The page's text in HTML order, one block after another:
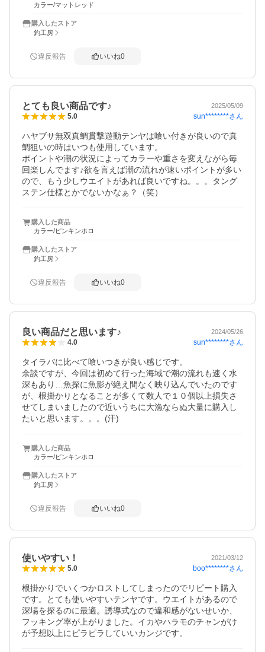
カラー/マットレッド
購入したストア
釣工房
違反報告 いいね0
とても良い商品です♪ 2025/05/09
5.0 sun********さん
ハヤブサ無双真鯛貫撃遊動テンヤは喰い付きが良いので真
鯛狙いの時はいつも使用しています。
ポイントや潮の状況によってカラーや重さを変えながら毎
回楽しんでます♪欲を言えば潮の流れが速いポイントが多い
ので、もう少しウエイトがあれば良いですね。。。タング
購入した商品
カラー/ピンキンホロ
購入したストア
釣工房
違反報告 いいね0
良い商品だと思います♪ 2024/05/26
4.0 sun********さん
タイラバに比べて喰いつきが良い感じです。
余談ですが、今回は初めて行った海域で潮の流れも速く水
深もあり…魚探に魚影が絶え間なく映り込んでいたのです
が、根掛かりとなることが多くて数人で１０個以上損失さ
せてしまいましたので近いうちに大漁ならぬ大量に購入し
たいと思います。。。(汗)
購入した商品
カラー/ピンキンホロ
購入したストア
釣工房
違反報告 いいね0
使いやすい！ 2021/03/12
5.0 boo********さん
根掛かりでいくつかロストしてしまったのでリピート購入
です。とても使いやすいテンヤです。ウエイトがあるので
深場を探るのに最適。誘導式なので違和感がないせいか、
フッキング率が上がりました。イカやハラモのチャンがけ
が予想以上にピラピラしていいカンジです。